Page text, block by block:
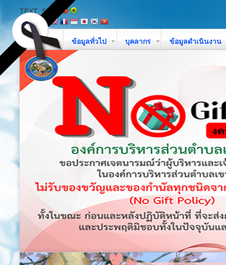
TEXT_SIZE
หน้าหลัก ข้อมูลทั่วไป บุคลากร ข้อมูลดำเนินงาน